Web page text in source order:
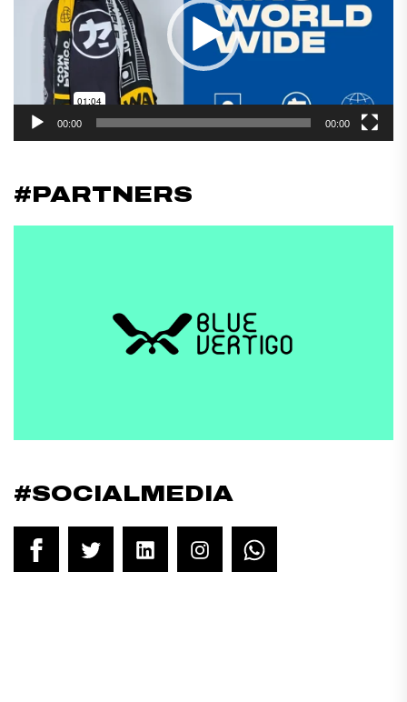
00:00 00:00
#PARTNERS
#SOCIALMEDIA
FacebookTwitter LinkedInInstagram